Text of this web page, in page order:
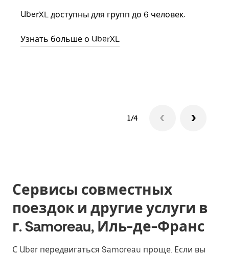
UberXL доступны для групп до 6 человек.
Узнать больше о UberXL
1/4
Сервисы совместных
поездок и другие услуги в
г. Samoreau, Иль-де-Франс
С Uber передвигаться Samoreau проще. Если вы